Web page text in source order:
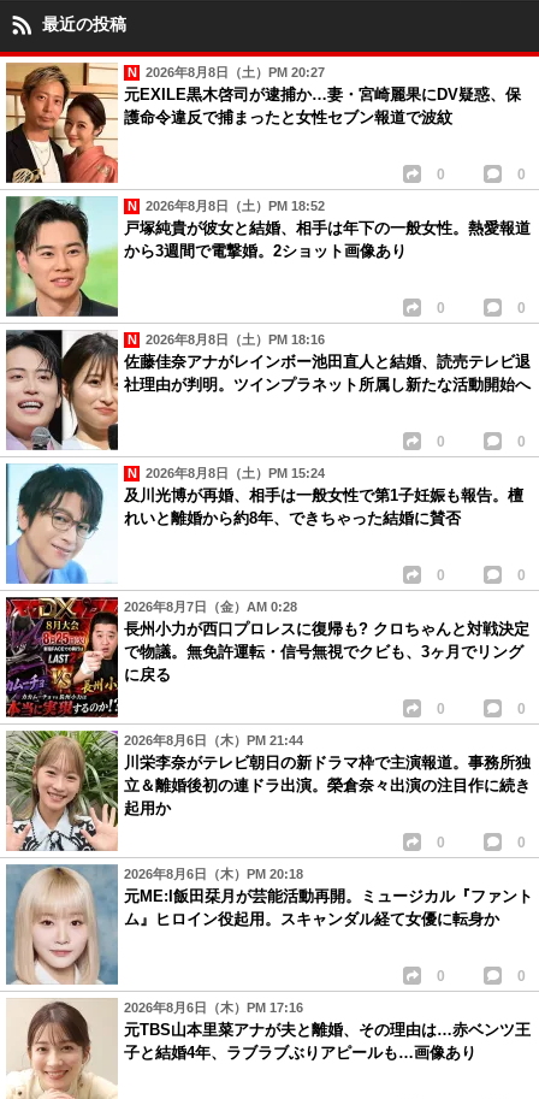
最近の投稿
2026年8月8日（土）PM 20:27
元EXILE黒木啓司が逮捕か…妻・宮崎麗果にDV疑惑、保
護命令違反で捕まったと女性セブン報道で波紋
0 0
2026年8月8日（土）PM 18:52
戸塚純貴が彼女と結婚、相手は年下の一般女性。熱愛報道
から3週間で電撃婚。2ショット画像あり
0 0
2026年8月8日（土）PM 18:16
佐藤佳奈アナがレインボー池田直人と結婚、読売テレビ退
社理由が判明。ツインプラネット所属し新たな活動開始へ
0 0
2026年8月8日（土）PM 15:24
及川光博が再婚、相手は一般女性で第1子妊娠も報告。檀
れいと離婚から約8年、できちゃった結婚に賛否
0 0
2026年8月7日（金）AM 0:28
長州小力が西口プロレスに復帰も? クロちゃんと対戦決定
で物議。無免許運転・信号無視でクビも、3ヶ月でリング
に戻る
0 0
2026年8月6日（木）PM 21:44
川栄李奈がテレビ朝日の新ドラマ枠で主演報道。事務所独
立＆離婚後初の連ドラ出演。榮倉奈々出演の注目作に続き
起用か
0 0
2026年8月6日（木）PM 20:18
元ME:I飯田栞月が芸能活動再開。ミュージカル『ファント
ム』ヒロイン役起用。スキャンダル経て女優に転身か
0 0
2026年8月6日（木）PM 17:16
元TBS山本里菜アナが夫と離婚、その理由は…赤ベンツ王
子と結婚4年、ラブラブぶりアピールも…画像あり